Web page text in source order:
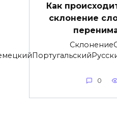
Как
склонение
0